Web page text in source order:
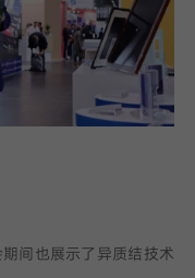
间也展示了异质结技术